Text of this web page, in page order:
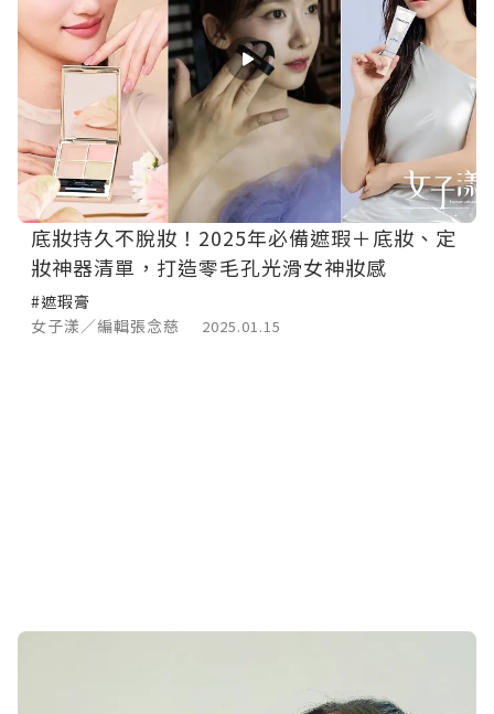
底妝持久不脫妝！2025年必備遮瑕＋底妝、定
妝神器清單，打造零毛孔光滑女神妝感
#遮瑕膏
女子漾／編輯張念慈
2025.01.15